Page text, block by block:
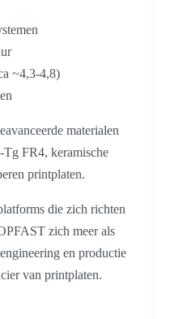
~4,3-4,8)
materialen
Tg FR4, keramische
printplaten.
die zich richten
zich meer als
en productie
van printplaten.